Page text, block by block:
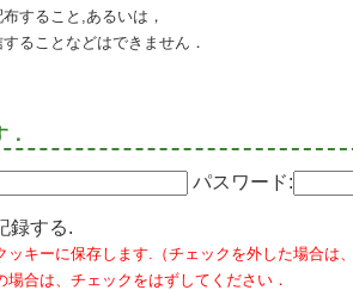
すること,あるいは，
ることなどはできません．
パスワード:
録する.
ッキーに保存します.（チェックを外した場合は
場合は、チェックをはずしてください．